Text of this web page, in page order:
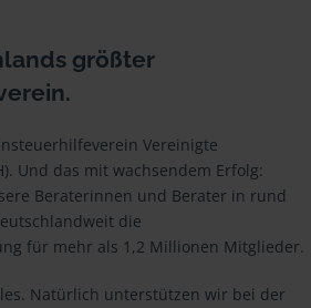
größter
Vereinigte
Und das mit wachsendem Erfolg:
Beraterinnen und Berater in rund
die
für mehr als 1,2 Millionen Mitglieder.
Natürlich unterstützen wir bei der